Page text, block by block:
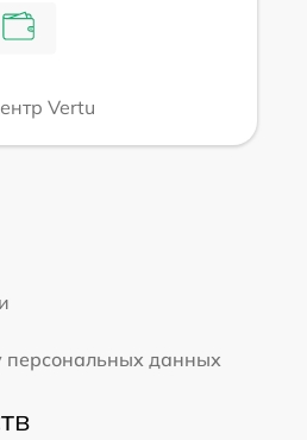
Vertu
персональных данных